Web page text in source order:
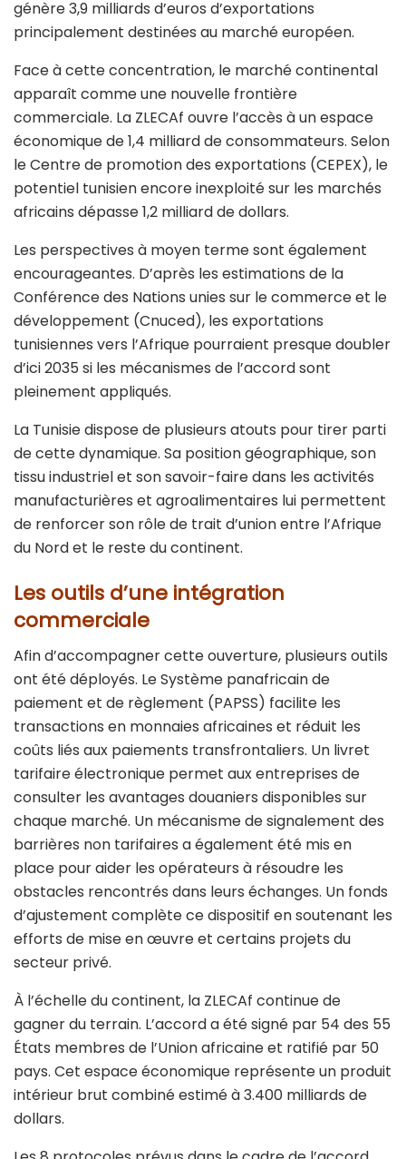
génère 3,9 milliards d’euros d’exportations
principalement destinées au marché européen.
Face à cette concentration, le marché continental
apparaît comme une nouvelle frontière
commerciale. La ZLECAf ouvre l’accès à un espace
économique de 1,4 milliard de consommateurs. Selon
le Centre de promotion des exportations (CEPEX), le
potentiel tunisien encore inexploité sur les marchés
africains dépasse 1,2 milliard de dollars.
Les perspectives à moyen terme sont également
encourageantes. D’après les estimations de la
Conférence des Nations unies sur le commerce et le
développement (Cnuced), les exportations
tunisiennes vers l’Afrique pourraient presque doubler
d’ici 2035 si les mécanismes de l’accord sont
pleinement appliqués.
La Tunisie dispose de plusieurs atouts pour tirer parti
de cette dynamique. Sa position géographique, son
tissu industriel et son savoir-faire dans les activités
manufacturières et agroalimentaires lui permettent
de renforcer son rôle de trait d’union entre l’Afrique
du Nord et le reste du continent.
Les outils d’une intégration
commerciale
Afin d’accompagner cette ouverture, plusieurs outils
ont été déployés. Le Système panafricain de
paiement et de règlement (PAPSS) facilite les
transactions en monnaies africaines et réduit les
coûts liés aux paiements transfrontaliers. Un livret
tarifaire électronique permet aux entreprises de
consulter les avantages douaniers disponibles sur
chaque marché. Un mécanisme de signalement des
barrières non tarifaires a également été mis en
place pour aider les opérateurs à résoudre les
obstacles rencontrés dans leurs échanges. Un fonds
d’ajustement complète ce dispositif en soutenant les
efforts de mise en œuvre et certains projets du
secteur privé.
À l’échelle du continent, la ZLECAf continue de
gagner du terrain. L’accord a été signé par 54 des 55
États membres de l’Union africaine et ratifié par 50
pays. Cet espace économique représente un produit
intérieur brut combiné estimé à 3.400 milliards de
dollars.